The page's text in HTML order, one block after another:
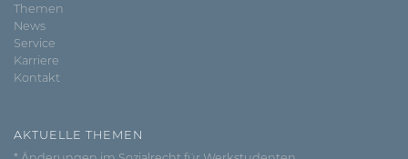
Themen
News
Service
Karriere
Kontakt
AKTUELLE THEMEN